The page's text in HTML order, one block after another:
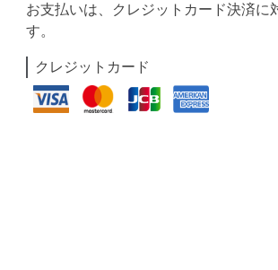
お支払いは、クレジットカード決済に
す。
クレジットカード